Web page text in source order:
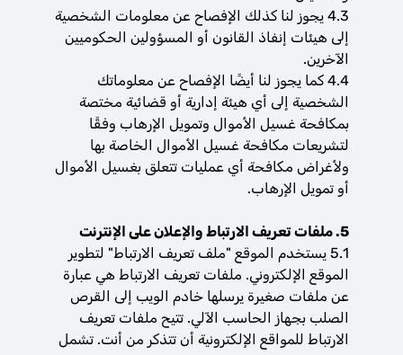
4.3 يجوز لنا كذلك الإفصاح عن معلومات الشخصية
إلى هيئات إنفاذ القانون أو المسؤولين الحكوميين
الآخرين.
4.4 كما يجوز لنا أيضًا الإفصاح عن معلوماتك
الشخصية إلى أي هيئة إدارية أو قضائية مختصة
بمكافحة غسيل الأموال وتمويل الإرهاب وفقًا
لتشريعات مكافحة غسيل الأموال الخاصة بها
ولأغراض مكافحة أي عمليات تتعلق بغسيل الأموال
أو تمويل الإرهاب.
5. ملفات تعريف الارتباط والإعلان على الإنترنت
5.1 يستخدم الموقع "ملف تعريف الارتباط" لتطوير
الموقع الإلكتروني. ملفات تعريف الارتباط هي عبارة
عن ملفات صغيرة يرسلها خادم الويب إلى القرص
الصلب بجهاز الحاسب الآلي. تتيح ملفات تعريف
الارتباط للمواقع الإلكترونية أن تتذكر من أنت. تشمل